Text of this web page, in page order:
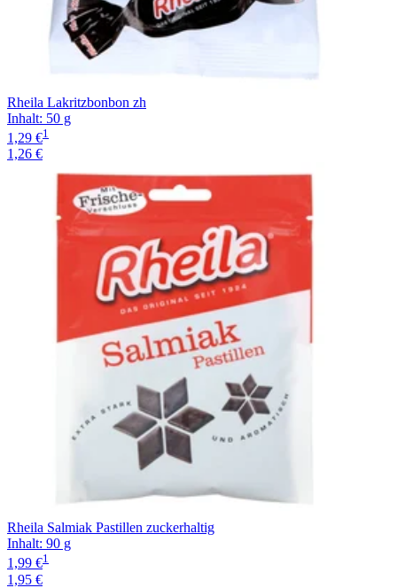
Rheila Lakritzbonbon zh
Inhalt: 50 g
1,29 €1
1,26 €
Rheila Salmiak Pastillen zuckerhaltig
Inhalt: 90 g
1,99 €1
1,95 €